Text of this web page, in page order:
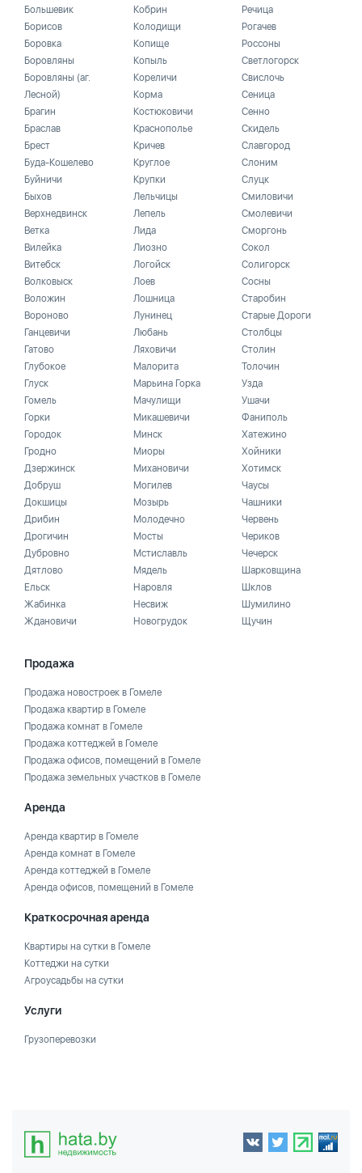
Большевик
Борисов
Боровка
Боровляны
Боровляны (аг.
Лесной)
Брагин
Браслав
Брест
Буда-Кошелево
Буйничи
Быхов
Верхнедвинск
Ветка
Вилейка
Витебск
Волковыск
Воложин
Вороново
Ганцевичи
Гатово
Глубокое
Глуск
Гомель
Горки
Городок
Гродно
Дзержинск
Добруш
Докшицы
Дрибин
Дрогичин
Дубровно
Дятлово
Ельск
Жабинка
Ждановичи
Кобрин
Колодищи
Копище
Копыль
Кореличи
Корма
Костюковичи
Краснополье
Кричев
Круглое
Крупки
Лельчицы
Лепель
Лида
Лиозно
Логойск
Лоев
Лошница
Лунинец
Любань
Ляховичи
Малорита
Марьина Горка
Мачулищи
Микашевичи
Минск
Миоры
Михановичи
Могилев
Мозырь
Молодечно
Мосты
Мстиславль
Мядель
Наровля
Несвиж
Новогрудок
Речица
Рогачев
Россоны
Светлогорск
Свислочь
Сеница
Сенно
Скидель
Славгород
Слоним
Слуцк
Смиловичи
Смолевичи
Сморгонь
Сокол
Солигорск
Сосны
Старобин
Старые Дороги
Столбцы
Столин
Толочин
Узда
Ушачи
Фаниполь
Хатежино
Хойники
Хотимск
Чаусы
Чашники
Червень
Чериков
Чечерск
Шарковщина
Шклов
Шумилино
Щучин
Продажа
Продажа новостроек в Гомеле
Продажа квартир в Гомеле
Продажа комнат в Гомеле
Продажа коттеджей в Гомеле
Продажа офисов, помещений в Гомеле
Продажа земельных участков в Гомеле
Аренда
Аренда квартир в Гомеле
Аренда комнат в Гомеле
Аренда коттеджей в Гомеле
Аренда офисов, помещений в Гомеле
Краткосрочная аренда
Квартиры на сутки в Гомеле
Коттеджи на сутки
Агроусадьбы на сутки
Услуги
Грузоперевозки